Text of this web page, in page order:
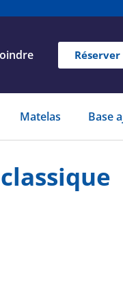
Matelas Base